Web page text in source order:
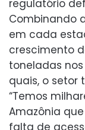
regulatório
Combinando
em cada
crescimento
toneladas
quais, o setor
“Temos
Amazônia
falta de